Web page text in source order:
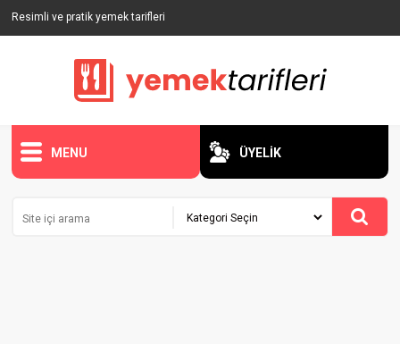
Resimli ve pratik yemek tarifleri
MENU ÜYELİK